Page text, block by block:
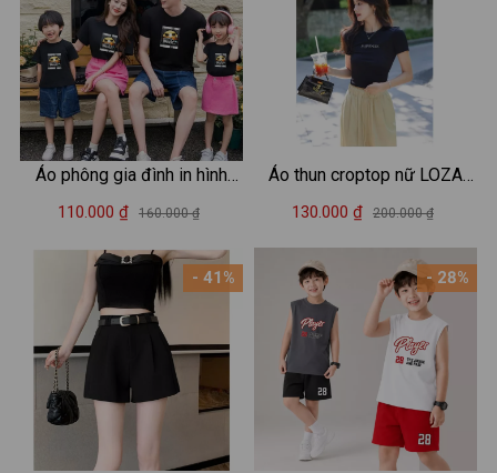
Áo phông gia đình in hình
Summer - Áo thun đồng
Loza GĐ3034
110.000 ₫ 160.000 ₫
- 41%
Áo thun croptop nữ LOZA
'Happiness' dáng ôm body -
130.000 ₫ 200.000 ₫
- 28%